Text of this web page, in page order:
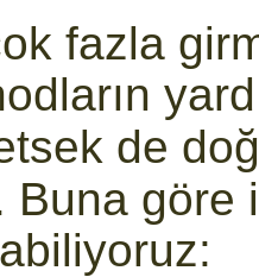
fazla
de
Buna göre